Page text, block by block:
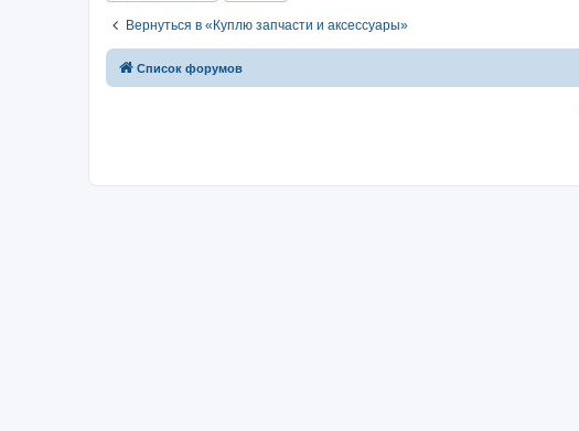
Вернуться в «Куплю запчасти и аксессуары»
Список форумов